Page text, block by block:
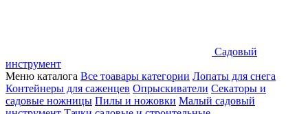
Садовый
инструмент
Меню каталога Все тоавары категории Лопаты для снега
Контейнеры для саженцев Опрыскиватели Секаторы и
садовые ножницы Пилы и ножовки Малый садовый